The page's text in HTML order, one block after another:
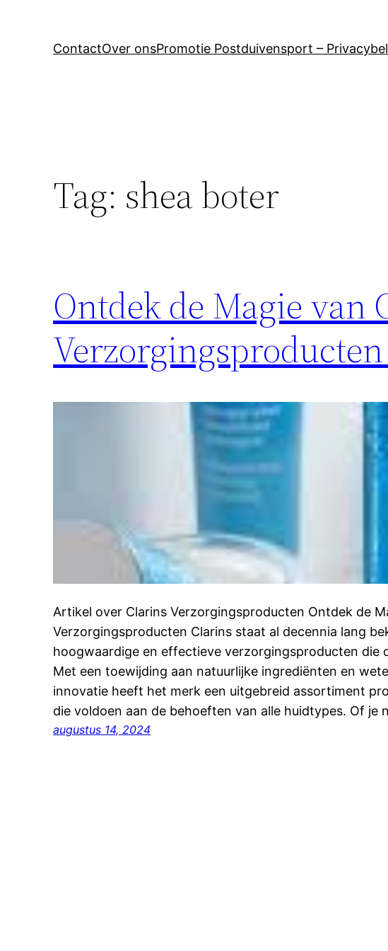
ContactOver onsPromotie Postduivensport –
Tag: shea boter
Ontdek de Magie van
Artikel over Clarins Verzorgingsproducten Ontdek de
Verzorgingsproducten Clarins staat al decennia lang
hoogwaardige en effectieve verzorgingsproducten die
Met een toewijding aan natuurlijke ingrediënten en
innovatie heeft het merk een uitgebreid assortiment
die voldoen aan de behoeften van alle huidtypes. Of je
augustus 14, 2024